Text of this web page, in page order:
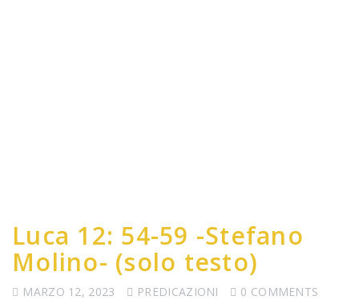
Luca 12: 54-59 -Stefano
Molino- (solo testo)
MARZO 12, 2023 PREDICAZIONI
0 COMMENTS